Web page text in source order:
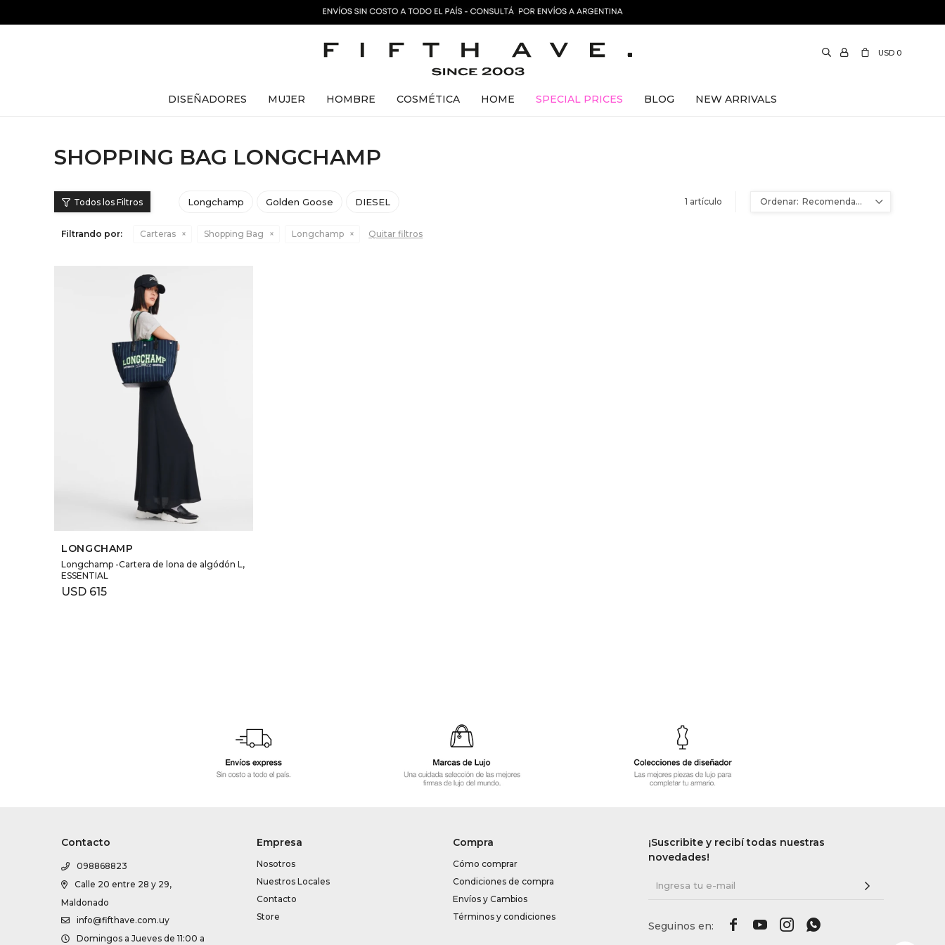
DISEÑADORES MUJER HOMBRE COSMÉTICA HOME SPECIAL PRICES BLOG NEW ARRIVALS
USD 0
SHOPPING BAG LONGCHAMP
Longchamp Golden Goose DIESEL 1 artículo Recomendados
Filtrando por: Carteras Shopping Bag Longchamp Quitar filtros
SELECCIONAR TALLE
LONGCHAMP
Longchamp -Cartera de lona de algódón L,
ESSENTIAL
USD 615
Contacto
098868823
Calle 20 entre 28 y 29,
Maldonado
info@fifthave.com.uy
Domingos a Jueves de 11:00 a
Empresa
Nosotros
Nuestros Locales
Contacto
Store
Compra
Cómo comprar
Condiciones de compra
Envíos y Cambios
Términos y condiciones
¡Suscribite y recibí todas nuestras
novedades!
   